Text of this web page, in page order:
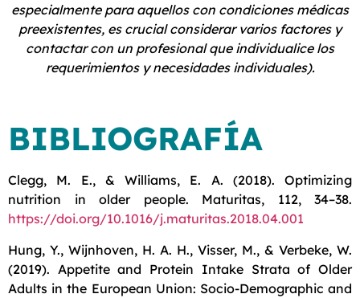
especialmente para aquellos con condiciones médicas
preexistentes, es crucial considerar varios factores y
contactar con un profesional que individualice los
requerimientos y necesidades individuales).
BIBLIOGRAFÍA
Clegg, M. E., & Williams, E. A. (2018). Optimizing
nutrition in older people. Maturitas, 112, 34–38.
https://doi.org/10.1016/j.maturitas.2018.04.001
Hung, Y., Wijnhoven, H. A. H., Visser, M., & Verbeke, W.
(2019). Appetite and Protein Intake Strata of Older
Adults in the European Union: Socio-Demographic and